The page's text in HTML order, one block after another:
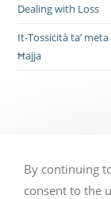
Dealing with Loss
It-Tossiċità ta’
Ħajja
Contact
By continuing
consent to the